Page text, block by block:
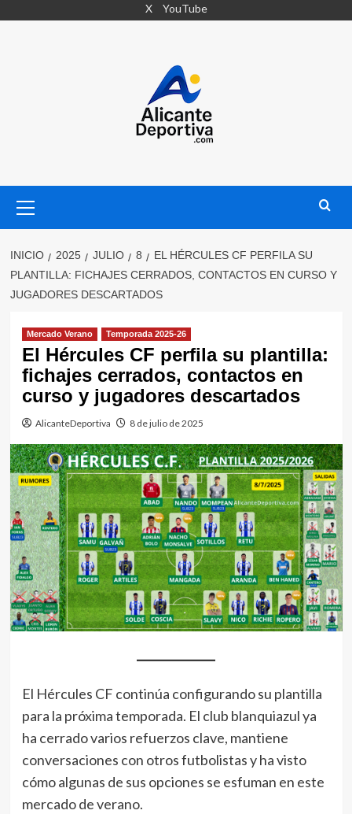
X YouTube
primario
INICIO 2025 JULIO 8
EL HÉRCULES CF PERFILA SU
PLANTILLA: FICHAJES CERRADOS, CONTACTOS EN CURSO Y
JUGADORES DESCARTADOS
Mercado Verano Temporada 2025-26
El Hércules CF perfila su plantilla:
fichajes cerrados, contactos en
curso y jugadores descartados
AlicanteDeportiva 8 de julio de 2025
El Hércules CF continúa configurando su plantilla
para la próxima temporada. El club blanquiazul ya
ha cerrado varios refuerzos clave, mantiene
conversaciones con otros futbolistas y ha visto
cómo algunas de sus opciones se esfuman en este
mercado de verano.